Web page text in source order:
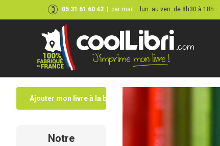
05 31 61 60 42 par mail lun. au ven. de 8h30 à 18h
Ajouter mon livre à la bibliothèque
Notre